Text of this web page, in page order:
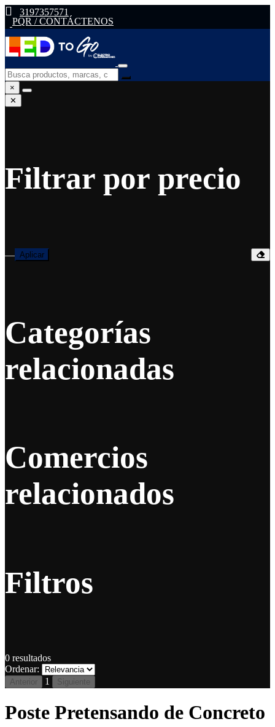
3197357571
PQR / CONTÁCTENOS
×
✕
Filtrar por precio
— Aplicar
Categorías
relacionadas
Comercios
relacionados
Filtros
0 resultados
Ordenar:
Anterior 1 Siguiente
Poste Pretensando de Concreto